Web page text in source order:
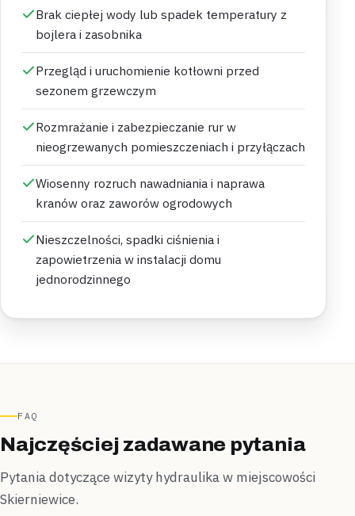
Brak ciepłej wody lub spadek temperatury z
bojlera i zasobnika
Przegląd i uruchomienie kotłowni przed
sezonem grzewczym
Rozmrażanie i zabezpieczanie rur w
nieogrzewanych pomieszczeniach i przyłączach
Wiosenny rozruch nawadniania i naprawa
kranów oraz zaworów ogrodowych
Nieszczelności, spadki ciśnienia i
zapowietrzenia w instalacji domu
jednorodzinnego
FAQ
Najczęściej zadawane pytania
Pytania dotyczące wizyty hydraulika w miejscowości
Skierniewice.